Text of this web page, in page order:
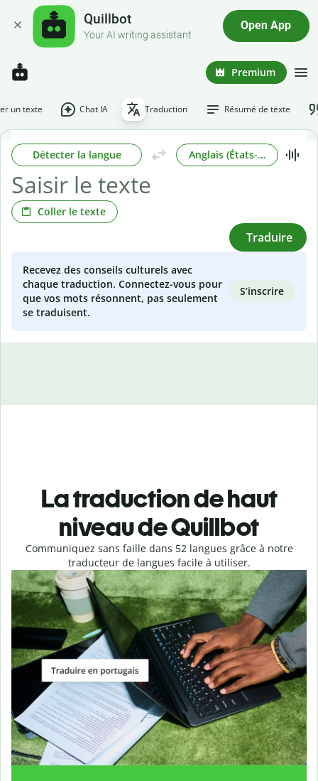
Quillbot
Your AI writing assistant
Open App
Premium
un texte Chat IA Traduction Résumé de texte
Détecter la langue Anglais (États-Unis)
Coller le texte
Traduire
Recevez des conseils culturels avec
chaque traduction. Connectez-vous pour
que vos mots résonnent, pas seulement
se traduisent.
S’inscrire
La traduction de haut
niveau de Quillbot
Communiquez sans faille dans 52 langues grâce à notre
traducteur de langues facile à utiliser.